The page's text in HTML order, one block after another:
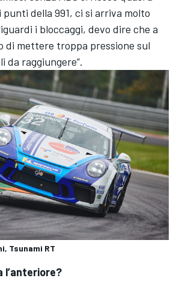
della 991, ci si arriva molto
i bloccaggi, devo dire che a
di mettere troppa pressione sul
da raggiungere”.
Tsunami RT
l’anteriore?